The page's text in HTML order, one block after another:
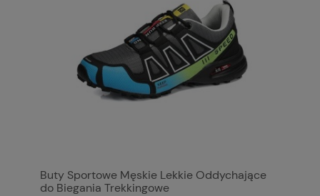
Buty Sportowe Męskie Lekkie Oddychające
do Biegania Trekkingowe